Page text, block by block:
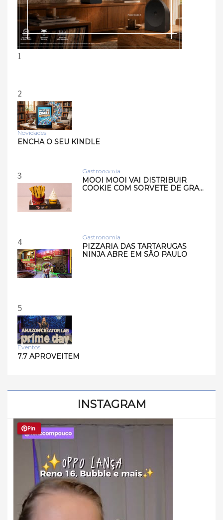
1
Tecnologia
Musi…
2
Novidades
ENCHA O SEU KINDLE
3 Gastronomia
MOOI MOOI VAI DISTRIBUIR
COOKIE COM SORVETE DE GRA…
4 Gastronomia
PIZZARIA DAS TARTARUGAS
NINJA ABRE EM SÃO PAULO
5
Eventos
7.7 APROVEITEM
INSTAGRAM
Pin